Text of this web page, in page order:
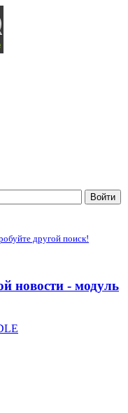
Войти
другой поиск!
новости - модуль